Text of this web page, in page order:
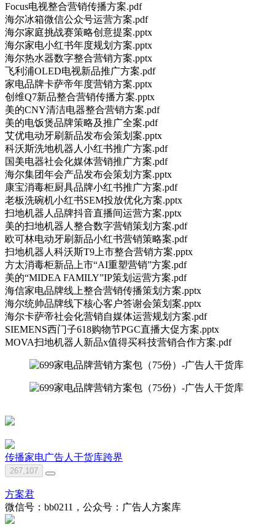
Focus电视整合营销传播方案.pdf
海尔冰箱微信公众号运营方案.pdf
海尔家庭挑战赛策略创意提案.pptx
海尔家电小红书年度规划方案.pptx
海尔热水器数字整合营销方案.pptx
飞利浦OLED电视新品推广方案.pdf
家电品牌卡萨帝年度营销方案.pptx
创维Q7新品整合营销传播方案.pptx
美的CNY清洁电器整合营销方案.pdf
美的电饭煲品牌策略及推广全案.pdf
艾优电动牙刷新品发布会策划案.pptx
科沃斯洗地机器人小红书推广方案.pdf
国美电器社会化媒体营销推广方案.pdf
海尔集团年会产品发布会策划方案.pptx
康宝消毒柜厨具品牌小红书推广方案.pdf
老板洗碗机小红书SEM投放优化方案.pptx
扫地机器人品牌抖音直播间运营方案.pptx
美的扫地机器人整合数字营销策划方案.pdf
欧可林电动牙刷新品小红书营销策略案.pdf
扫地机器人科沃斯T9上市整合营销方案.pptx
方太消毒柜新品上市“AI重塑营销”方案.pdf
美的“MIDEA FAMILY”IP策划运营方案.pdf
海信家电品牌线上整合营销传播策划方案.pptx
海尔统帅品牌线下核心客户答谢会策划案.pptx
海尔卡萨帝社会化营销自媒体运营规划方案.pdf
SIEMENS西门子618购物节PGC直播大促方案.pptx
MOVA扫地机器人新品x值得买科技营销合作方案.pdf
传播家电广告人干货库跨界
267,107
方案君
微信号：bb0211，公众号：广告人方案库